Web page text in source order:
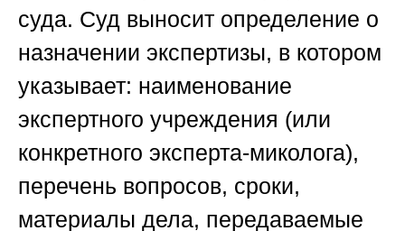
суда. Суд выносит определение о
назначении экспертизы, в котором
указывает: наименование
экспертного учреждения (или
конкретного эксперта-миколога),
перечень вопросов, сроки,
материалы дела, передаваемые